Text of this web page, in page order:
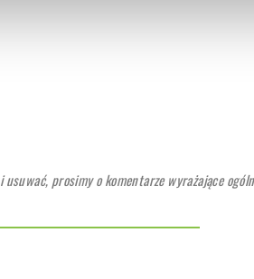
prosimy o komentarze wyrażające